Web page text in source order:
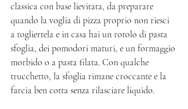
classica con base lievitata, da preparare
quando la voglia di pizza proprio non riesci
a togliertela e in casa hai un rotolo di pasta
sfoglia, dei pomodori maturi, e un formaggio
morbido o a pasta filata. Con qualche
trucchetto, la sfoglia rimane croccante e la
farcia ben cotta senza rilasciare liquido.